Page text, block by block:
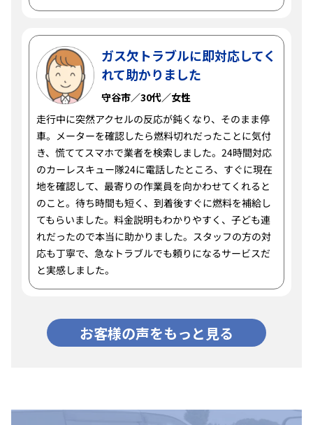
ガス欠トラブルに即対応してく
れて助かりました
守谷市／30代／女性
走行中に突然アクセルの反応が鈍くなり、そのまま停
車。メーターを確認したら燃料切れだったことに気付
き、慌ててスマホで業者を検索しました。24時間対応
のカーレスキュー隊24に電話したところ、すぐに現在
地を確認して、最寄りの作業員を向かわせてくれると
のこと。待ち時間も短く、到着後すぐに燃料を補給し
てもらいました。料金説明もわかりやすく、子ども連
れだったので本当に助かりました。スタッフの方の対
応も丁寧で、急なトラブルでも頼りになるサービスだ
と実感しました。
お客様の声をもっと見る